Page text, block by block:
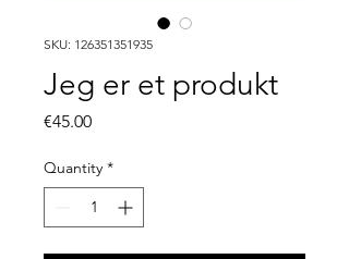
SKU: 126351351935
Jeg er et produkt
€45.00Price
Quantity *